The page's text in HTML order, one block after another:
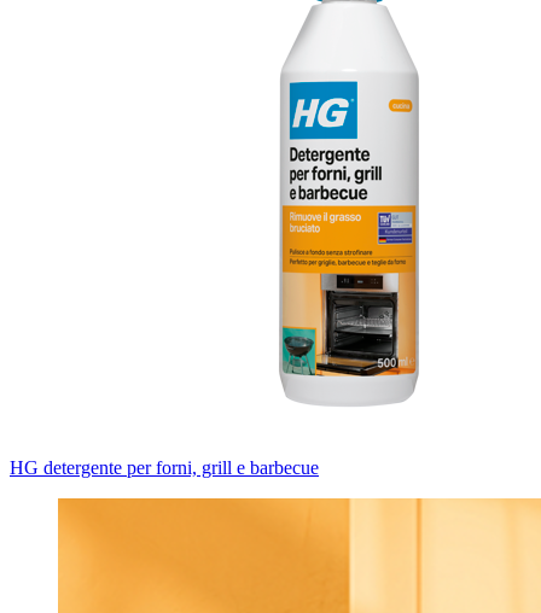
HG detergente per forni, grill e barbecue